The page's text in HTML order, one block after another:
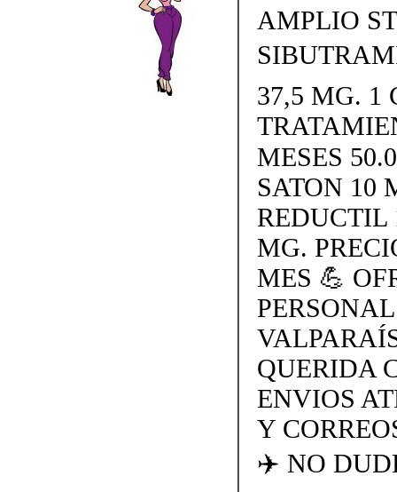
AMPLIO
37,5 MG. 1
MESES
SATON 10
REDUCTIL
MG.
MES 💪
QUERIDA
ENVIOS
Y
✈️ NO